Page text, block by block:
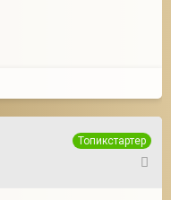
Топикстартер